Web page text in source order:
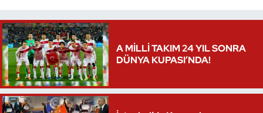
A MİLLİ TAKIM 24 YIL SONRA
DÜNYA KUPASI’NDA!
Su Topu
Sualtı Sporları
Tekvando
Tenis